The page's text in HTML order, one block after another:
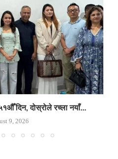
दिन, दोस्रोले रच्ला नयाँ...
9, 2026